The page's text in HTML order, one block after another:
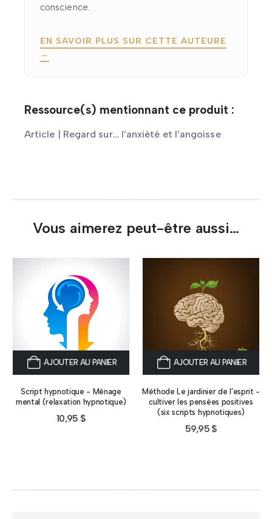
conscience.
EN SAVOIR PLUS SUR CETTE AUTEURE
→
Ressource(s) mentionnant ce produit :
Article | Regard sur… l’anxiété et l’angoisse
Vous aimerez peut-être aussi…
AJOUTER AU PANIER
Script hypnotique - Ménage
mental (relaxation hypnotique)
10,95 $
AJOUTER AU PANIER
Méthode Le jardinier de l’esprit -
cultiver les pensées positives
(six scripts hypnotiques)
59,95 $